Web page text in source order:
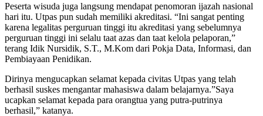
Peserta wisuda juga langsung mendapat penomoran ijazah nasional
hari itu. Utpas pun sudah memiliki akreditasi. “Ini sangat penting
karena legalitas perguruan tinggi itu akreditasi yang sebelumnya
perguruan tinggi ini selalu taat azas dan taat kelola pelaporan,”
terang Idik Nursidik, S.T., M.Kom dari Pokja Data, Informasi, dan
Pembiayaan Penidikan.
Dirinya mengucapkan selamat kepada civitas Utpas yang telah
berhasil suskes mengantar mahasiswa dalam belajarnya.”Saya
ucapkan selamat kepada para orangtua yang putra-putrinya
berhasil,” katanya.